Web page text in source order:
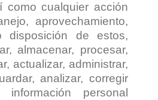
como cualquier acción
aprovechamiento,
disposición de estos,
almacenar, procesar,
actualizar, administrar,
analizar, corregir
personal